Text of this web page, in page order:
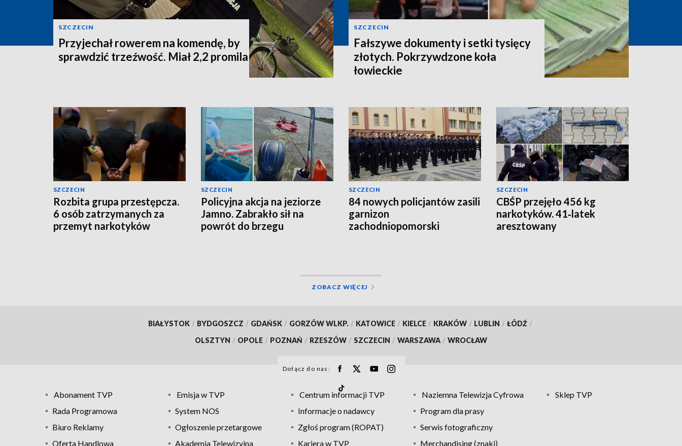
SZCZECIN
Przyjechał rowerem na komendę, by
sprawdzić trzeźwość. Miał 2,2 promila
SZCZECIN
Fałszywe dokumenty i setki tysięcy
złotych. Pokrzywdzone koła
łowieckie
SZCZECIN
Rozbita grupa przestępcza.
6 osób zatrzymanych za
przemyt narkotyków
SZCZECIN
Policyjna akcja na jeziorze
Jamno. Zabrakło sił na
powrót do brzegu
SZCZECIN
84 nowych policjantów zasili
garnizon
zachodniopomorski
SZCZECIN
CBŚP przejęło 456 kg
narkotyków. 41‑latek
aresztowany
ZOBACZ WIĘCEJ
BIAŁYSTOK / BYDGOSZCZ / GDAŃSK / GORZÓW WLKP. / KATOWICE / KIELCE / KRAKÓW / LUBLIN / ŁÓDŹ /
OLSZTYN / OPOLE / POZNAŃ / RZESZÓW / SZCZECIN / WARSZAWA / WROCŁAW
Dołącz do nas:
Abonament TVP Emisja w TVP Centrum informacji TVP Naziemna Telewizja Cyfrowa
Sklep TVP
Rada Programowa
System NOS Informacje o nadawcy
Program dla prasy
Biuro Reklamy
Ogłoszenie przetargowe Zgłoś program (ROPAT)
Serwis fotograficzny
Oferta Handlowa
Akademia Telewizyjna Kariera w TVP Merchandising (znaki)